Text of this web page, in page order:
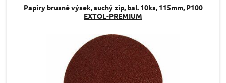
Papíry brusné výsek, suchý zip, bal. 10ks, 115mm, P100
EXTOL-PREMIUM